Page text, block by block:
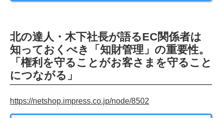
北の達人・木下社長が語るEC関係者は
知っておくべき「知財管理」の重要性。
「権利を守ることがお客さまを守ること
につながる」
https://netshop.impress.co.jp/node/8502